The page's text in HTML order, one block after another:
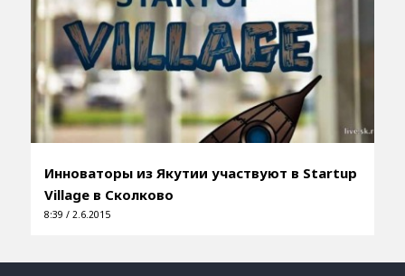
Инноваторы из Якутии участвуют в Startup
Village в Сколково
8:39 / 2.6.2015